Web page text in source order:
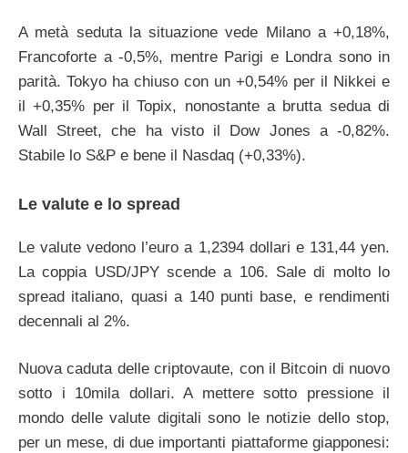
A metà seduta la situazione vede Milano a +0,18%,
Francoforte a -0,5%, mentre Parigi e Londra sono in
parità. Tokyo ha chiuso con un +0,54% per il Nikkei e
il +0,35% per il Topix, nonostante a brutta sedua di
Wall Street, che ha visto il Dow Jones a -0,82%.
Stabile lo S&P e bene il Nasdaq (+0,33%).
Le valute e lo spread
Le valute vedono l’euro a 1,2394 dollari e 131,44 yen.
La coppia USD/JPY scende a 106. Sale di molto lo
spread italiano, quasi a 140 punti base, e rendimenti
decennali al 2%.
Nuova caduta delle criptovaute, con il Bitcoin di nuovo
sotto i 10mila dollari. A mettere sotto pressione il
mondo delle valute digitali sono le notizie dello stop,
per un mese, di due importanti piattaforme giapponesi: